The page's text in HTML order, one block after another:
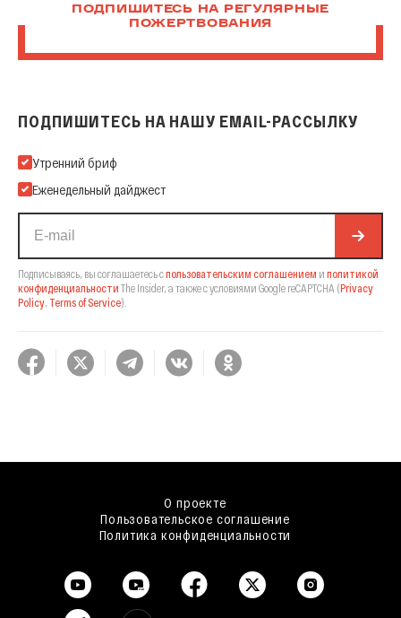
ПОДПИШИТЕСЬ НА РЕГУЛЯРНЫЕ
ПОЖЕРТВОВАНИЯ
ПОДПИШИТЕСЬ НА НАШУ EMAIL-РАССЫЛКУ
Подпишитесь на нашу Email-рассылку
Утренний бриф
Еженедельный дайджест
Подписываясь, вы соглашаетесь спользовательским соглашением и политикой
конфиденциальности The Insider, а также с условиями Google reCAPTCHA (Privacy
Policy, Terms of Service).
О проекте
Пользовательское соглашение
Политика конфиденциальности